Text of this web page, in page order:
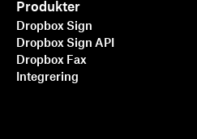
Produkter
Dropbox Sign
Dropbox Sign API
Dropbox Fax
Integrering